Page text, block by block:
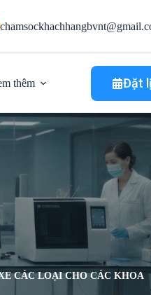
thêm Đặt
CÁC LOẠI CHO CÁC KHOA